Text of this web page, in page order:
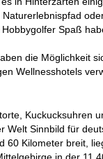
Spaß
die Möglichkeit
Wellnesshotels
Kuckucksuhren
Welt Sinnbild für
60 Kilometer breit,